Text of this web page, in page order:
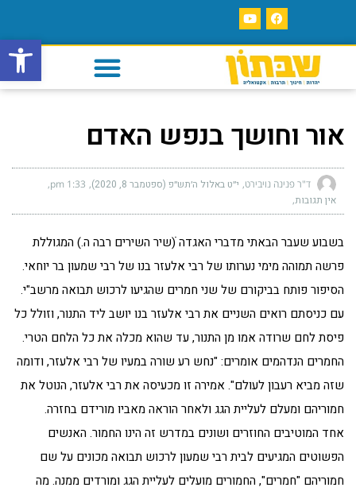
פתח
אור וחושך בנפש האדם
ד"ר פנינה נויבירט י״ט באלול ה׳תש״פ (ספטמבר 8, 2020) 1:33 pm
אין תגובות
בשבוע שעבר הבאתי מדברי האגדה ֹׁ(שיר השירים רבה ה.) המגוללת
פרשה תמוהה מימי נערותו של רבי אלעזר בנו של רבי שמעון בר יוחאי.
הסיפור פותח בביקורם של שני חמרים שהגיעו לרכוש תבואה מרשב"י.
עם כניסתם רואים השניים את רבי אלעזר בנו יושב ליד התנור, וזולל כל
פיסת לחם שרודה אמו מן התנור, עד שהוא מכלה את כל הלחם הטרי.
החמרים הנדהמים אומרים: "נחש רע שורה במעיו של רבי אלעזר, ודומה
שזה מביא רעבון לעולם". אמירה זו מכעיסה את רבי אלעזר, הנוטל את
חמוריהם ומעלם לעליית הגג ולאחר הוראה מאביו מורידם בחזרה.
אחד המוטיבים החוזרים ושונים במדרש זה הינו החמור. האנשים
הפשוטים המגיעים לבית רבי שמעון לרכוש תבואה מכונים על שם
חמוריהם "חמרים", החמורים מועלים לעליית הגג ומורדים ממנה. מה